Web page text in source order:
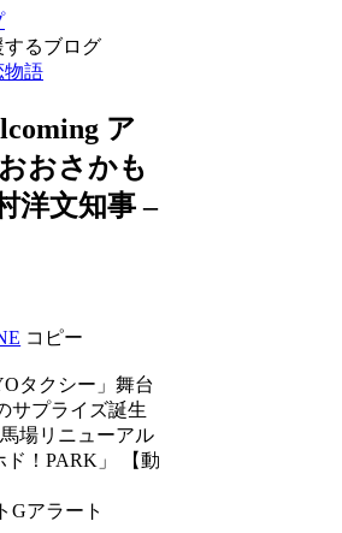
るブログ
物語
ア
おさかも
洋文知事 –
コピー
タクシー」舞台
サプライズ誕生
場リニューアル
！PARK」 【動
Gアラート